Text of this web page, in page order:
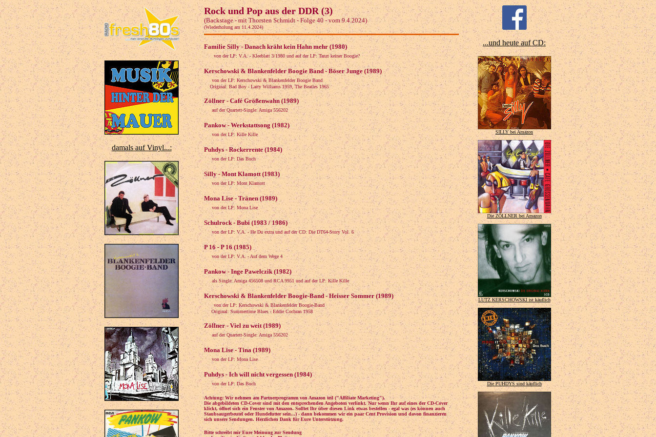
damals auf Vinyl...:
Rock und Pop aus der DDR (3)
(Backstage - mit Thorsten Schmidt - Folge 40 - vom 9.4.2024)
(Wiederholung am 11.4.2024)
Familie Silly - Danach kräht kein Hahn mehr (1980)
von der LP: V.A. - Kleeblatt 3/1980 und auf der LP: Tanzt keiner Boogie?
Kerschowski & Blankenfelder Boogie Band - Böser Junge (1989)
von der LP: Kerschowski & Blankenfelder Boogie Band
Original: Bad Boy - Larry Williams 1959, The Beatles 1965
Zöllner - Café Größenwahn (1989)
auf der Quartett-Single: Amiga 556202
Pankow - Werkstattsong (1982)
von der LP: Kille Kille
Puhdys - Rockerrente (1984)
von der LP: Das Buch
Silly - Mont Klamott (1983)
von der LP: Mont Klamott
Mona Lise - Tränen (1989)
von der LP: Mona Lise
Schulrock - Bubi (1983 / 1986)
von der LP: V.A. - He Du extra und auf der CD: Die DT64-Story Vol. 6
P 16 - P 16 (1985)
von der LP: V.A. - Auf dem Wege 4
Pankow - Inge Pawelczik (1982)
als Single: Amiga 456508 und RCA 9951 und auf der LP: Kille Kille
Kerschowski & Blankenfelder Boogie-Band - Heisser Sommer (1989)
von der LP: Kerschowski & Blankenfelder Boogie-Band
Original: Summertime Blues - Eddie Cochran 1958
Zöllner - Viel zu weit (1989)
auf der Quartett-Single: Amiga 556202
Mona Lise - Tina (1989)
von der LP: Mona Lise
Puhdys - Ich will nicht vergessen (1984)
von der LP: Das Buch
Achtung: Wir nehmen am Partnerprogramm von Amazon teil ("Affiliate Marketing").
Die abgebildeten CD-Cover sind mit den entsprechenden Angeboten verlinkt. Nur wenn Ihr auf eines der CD-Cover
klickt, öffnet sich ein Fenster von Amazon. Solltet Ihr über diesen Link etwas bestellen - egal was (es können auch
Staubsaugerbeutel oder Hundefutter sein...) - dann bekommen wir ein paar Cent Provision und davon finanzieren
sich unsere Sendungen. Herzlichen Dank für Eure Unterstützung.
Bitte schreibt mir Eure Meinung zur Sendung
...und heute auf CD:
SILLY bei Amazon
Die ZÖLLNER bei Amazon
LUTZ KERSCHOWSKI ist käuflich
Die PUHDYS sind käuflich